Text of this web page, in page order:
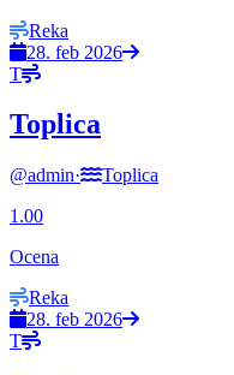
Reka
28. feb 2026
T
Toplica
@admin·
Toplica
1.00
Ocena
Reka
28. feb 2026
T